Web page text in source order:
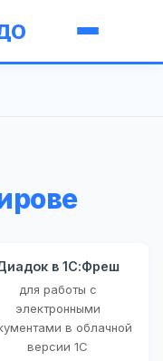
в 1С:Фреш
для работы с
электронными
в облачной
версии 1С